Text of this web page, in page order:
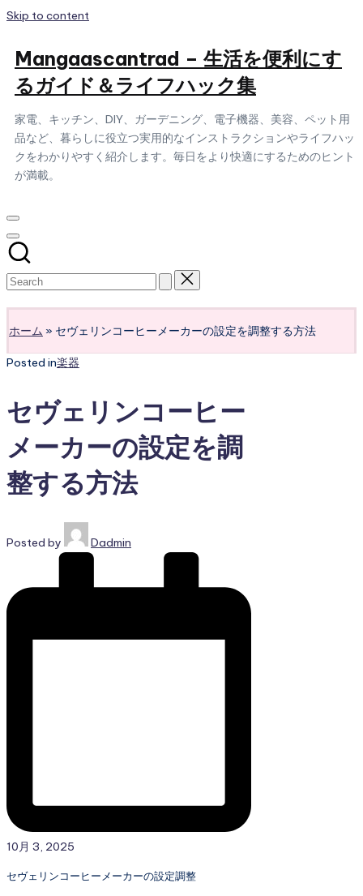
Skip to content
Mangaascantrad – 生活を便利にす
るガイド＆ライフハック集
家電、キッチン、DIY、ガーデニング、電子機器、美容、ペット用
品など、暮らしに役立つ実用的なインストラクションやライフハッ
クをわかりやすく紹介します。毎日をより快適にするためのヒント
が満載。
ホーム » セヴェリンコーヒーメーカーの設定を調整する方法
Posted in楽器
セヴェリンコーヒー
メーカーの設定を調
整する方法
Posted by Dadmin
10月 3, 2025
セヴェリンコーヒーメーカーの設定調整